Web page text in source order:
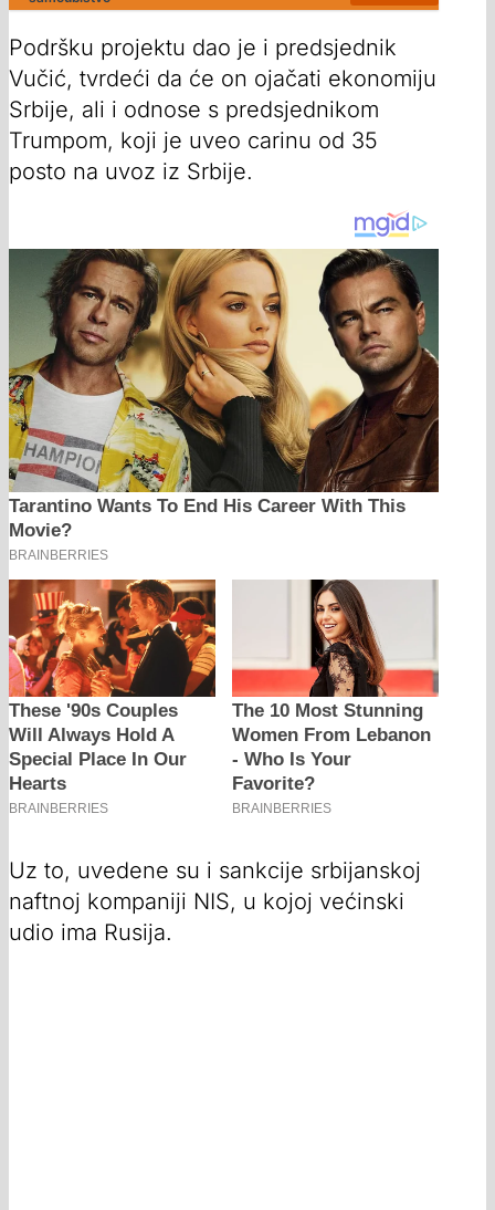
Podršku projektu dao je i predsjednik
Vučić, tvrdeći da će on ojačati ekonomiju
Srbije, ali i odnose s predsjednikom
Trumpom, koji je uveo carinu od 35
posto na uvoz iz Srbije.
Uz to, uvedene su i sankcije srbijanskoj
naftnoj kompaniji NIS, u kojoj većinski
udio ima Rusija.